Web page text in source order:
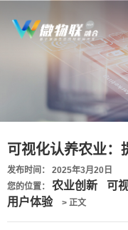
可视化认养农业：
发布时间： 2025年3月20日
您的位置： 农业创新 可
用户体验
> 正文